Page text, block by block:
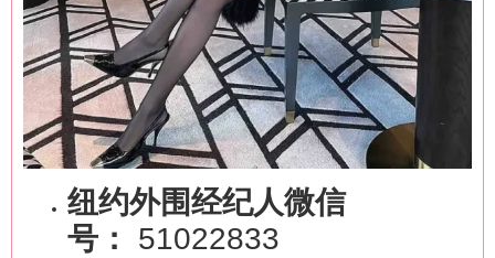
纽约外围经纪人微信
号：
51022833